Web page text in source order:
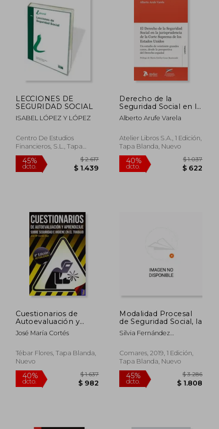
45%
dcto.
40%
dcto.
LECCIONES DE
SEGURIDAD SOCIAL
ISABEL LÓPEZ Y LÓPEZ
Centro De Estudios
Financieros, S.L., Tapa
Blanda,Usado
45%
dcto. $ 1.439
Derecho de la
Seguridad Social en la
jurisprudencia de la
Corte Suprema de los
estudio de veintisiete
grandes casos, desde
Derecho español.
(Atelier Laboral)
Alberto Arufe Varela
Atelier Libros S.A., 1 Edición,
Tapa Blanda, Nuevo
40%
dcto.
Cuestionarios de
Autoevaluación y
Aprendizaje sobre
Seguridad e Higiene
José María Cortés
Tébar Flores, Tapa Blanda,
Nuevo
Modalidad Procesal
de Seguridad Social, la
Silvia Fernández
Comares, 2019, 1 Edición,
Tapa Blanda, Nuevo